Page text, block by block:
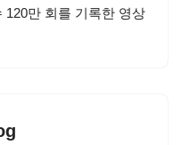
120만 회를 기록한 영상